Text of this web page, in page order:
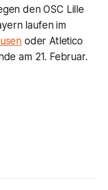
den OSC Lille
laufen im
oder Atletico
am 21. Februar.